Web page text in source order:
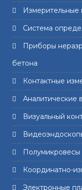
Измерительные
Система
Приборы
бетона
Контактные
Аналитические
Визуальный
Полумикровесы
Координатно-
Электронные